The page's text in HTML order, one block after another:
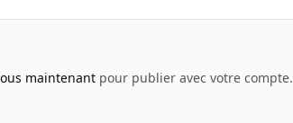
maintenantpour publier avec votre compte.